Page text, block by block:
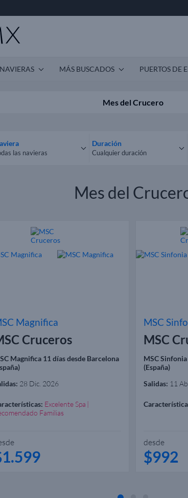
NAVIERAS MÁS BUSCADOS PUERTOS DE
Mes del Crucero
las navieras
Duración
Cualquier duración
Mes del
Magnifica
Cruceros
Magnifica 11 días desde Barcelona
28 Dic. 2026
Excelente Spa
Familias
MSC
MSC
MSC
(España)
Salidas: 11
desde
$992